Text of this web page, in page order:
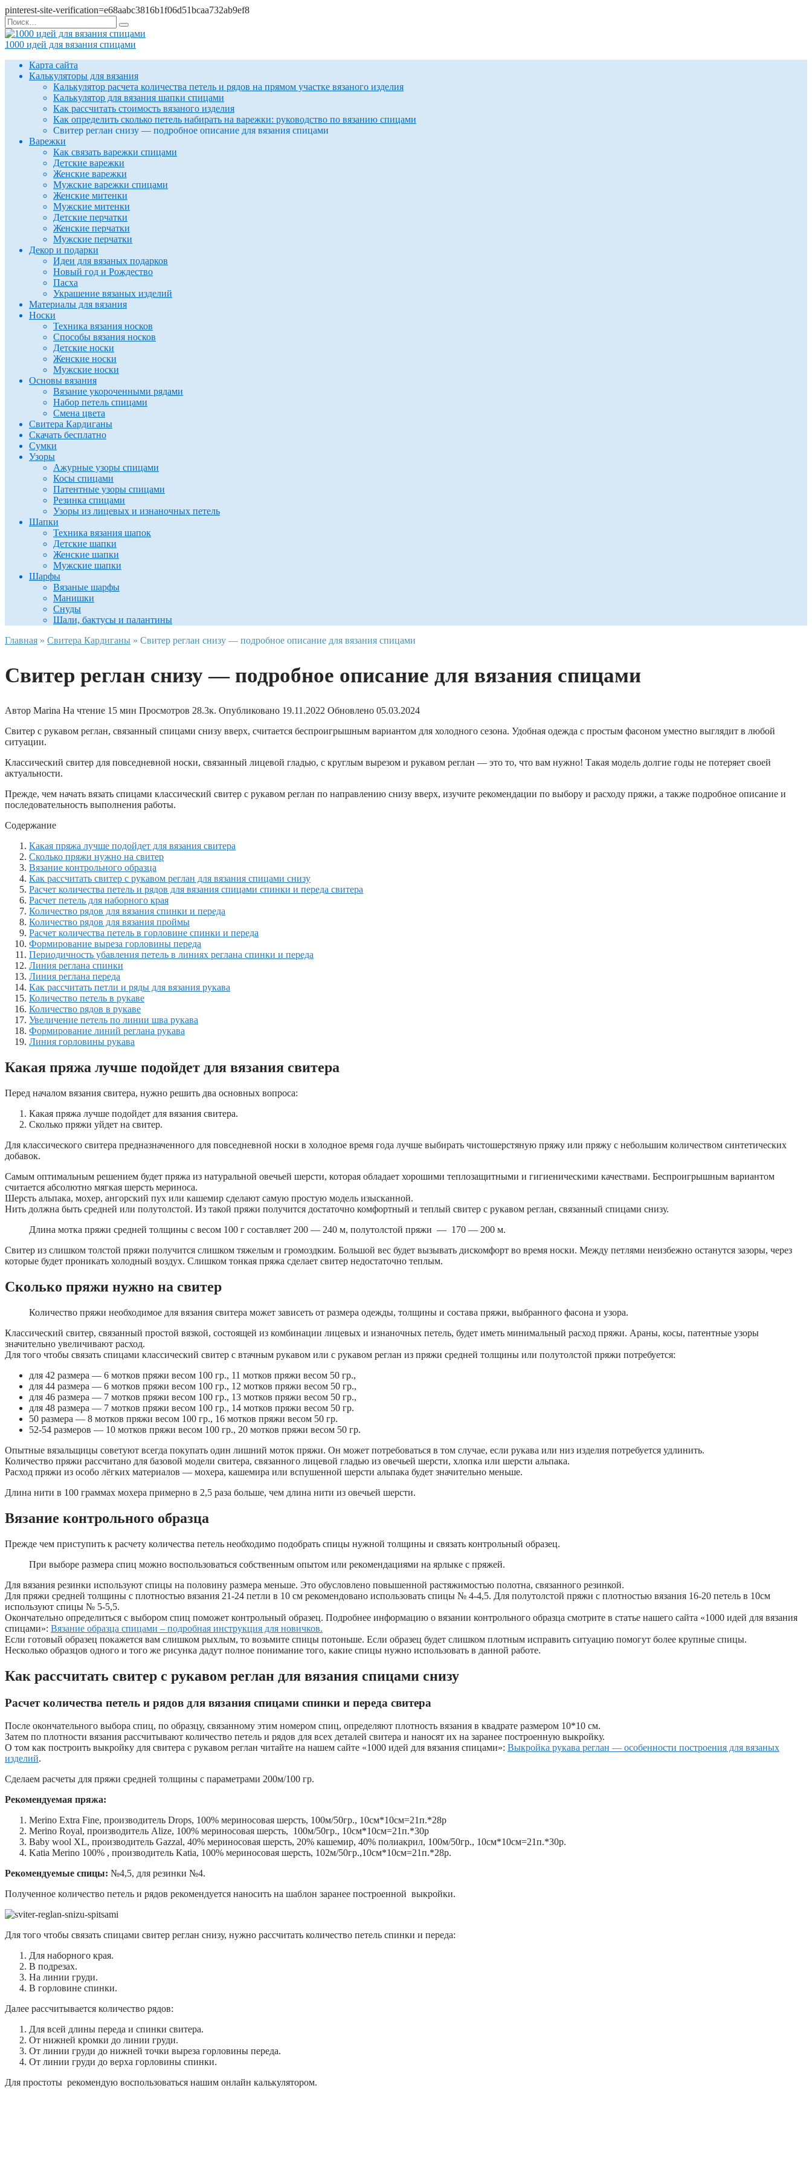
pinterest-site-verification=e68aabc3816b1f06d51bcaa732ab9ef8
Перейти
к
содержанию
Search
for:
1000 идей для вязания спицами
Карта сайта
Калькуляторы для вязания
Калькулятор расчета количества петель и рядов на прямом участке вязаного изделия
Калькулятор для вязания шапки спицами
Как рассчитать стоимость вязаного изделия
Как определить сколько петель набирать на варежки: руководство по вязанию спицами
Свитер реглан снизу — подробное описание для вязания спицами
Варежки
Как связать варежки спицами
Детские варежки
Женские варежки
Мужские варежки спицами
Женские митенки
Мужские митенки
Детские перчатки
Женские перчатки
Мужские перчатки
Декор и подарки
Идеи для вязаных подарков
Новый год и Рождество
Пасха
Украшение вязаных изделий
Материалы для вязания
Носки
Техника вязания носков
Способы вязания носков
Детские носки
Женские носки
Мужские носки
Основы вязания
Вязание укороченными рядами
Набор петель спицами
Смена цвета
Свитера Кардиганы
Скачать бесплатно
Сумки
Узоры
Ажурные узоры спицами
Косы спицами
Патентные узоры спицами
Резинка спицами
Узоры из лицевых и изнаночных петель
Шапки
Техника вязания шапок
Детские шапки
Женские шапки
Мужские шапки
Шарфы
Вязаные шарфы
Манишки
Снуды
Шали, бактусы и палантины
Главная » Свитера Кардиганы » Свитер реглан снизу — подробное описание для вязания спицами
Свитер реглан снизу — подробное описание для вязания спицами
Автор Marina На чтение 15 мин Просмотров 28.3к. Опубликовано 19.11.2022 Обновлено 05.03.2024
Свитер с рукавом реглан, связанный спицами снизу вверх, считается беспроигрышным вариантом для холодного сезона. Удобная одежда с простым фасоном уместно выглядит в любой
ситуации.
Классический свитер для повседневной носки, связанный лицевой гладью, с круглым вырезом и рукавом реглан — это то, что вам нужно! Такая модель долгие годы не потеряет своей
актуальности.
Прежде, чем начать вязать спицами классический свитер с рукавом реглан по направлению снизу вверх, изучите рекомендации по выбору и расходу пряжи, а также подробное описание и
последовательность выполнения работы.
Содержание
Какая пряжа лучше подойдет для вязания свитера
Сколько пряжи нужно на свитер
Вязание контрольного образца
Как рассчитать свитер с рукавом реглан для вязания спицами снизу
Расчет количества петель и рядов для вязания спицами спинки и переда свитера
Расчет петель для наборного края
Количество рядов для вязания спинки и переда
Количество рядов для вязания проймы
Расчет количества петель в горловине спинки и переда
Формирование выреза горловины переда
Периодичность убавления петель в линиях реглана спинки и переда
Линия реглана спинки
Линия реглана переда
Как рассчитать петли и ряды для вязания рукава
Количество петель в рукаве
Количество рядов в рукаве
Увеличение петель по линии шва рукава
Формирование линий реглана рукава
Линия горловины рукава
Какая пряжа лучше подойдет для вязания свитера
Перед началом вязания свитера, нужно решить два основных вопроса:
Какая пряжа лучше подойдет для вязания свитера.
Сколько пряжи уйдет на свитер.
Для классического свитера предназначенного для повседневной носки в холодное время года лучше выбирать чистошерстяную пряжу или пряжу с небольшим количеством синтетических
добавок.
Самым оптимальным решением будет пряжа из натуральной овечьей шерсти, которая обладает хорошими теплозащитными и гигиеническими качествами. Беспроигрышным вариантом
считается абсолютно мягкая шерсть мериноса.
Шерсть альпака, мохер, ангорский пух или кашемир сделают самую простую модель изысканной.
Нить должна быть средней или полутолстой. Из такой пряжи получится достаточно комфортный и теплый свитер с рукавом реглан, связанный спицами снизу.
Длина мотка пряжи средней толщины с весом 100 г составляет 200 — 240 м, полутолстой пряжи — 170 — 200 м.
Свитер из слишком толстой пряжи получится слишком тяжелым и громоздким. Большой вес будет вызывать дискомфорт во время носки. Между петлями неизбежно останутся зазоры, через
которые будет проникать холодный воздух. Слишком тонкая пряжа сделает свитер недостаточно теплым.
Сколько пряжи нужно на свитер
Количество пряжи необходимое для вязания свитера может зависеть от размера одежды, толщины и состава пряжи, выбранного фасона и узора.
Классический свитер, связанный простой вязкой, состоящей из комбинации лицевых и изнаночных петель, будет иметь минимальный расход пряжи. Араны, косы, патентные узоры
значительно увеличивают расход.
Для того чтобы связать спицами классический свитер с втачным рукавом или с рукавом реглан из пряжи средней толщины или полутолстой пряжи потребуется:
для 42 размера — 6 мотков пряжи весом 100 гр., 11 мотков пряжи весом 50 гр.,
для 44 размера — 6 мотков пряжи весом 100 гр., 12 мотков пряжи весом 50 гр.,
для 46 размера — 7 мотков пряжи весом 100 гр., 13 мотков пряжи весом 50 гр.,
для 48 размера — 7 мотков пряжи весом 100 гр., 14 мотков пряжи весом 50 гр.
50 размера — 8 мотков пряжи весом 100 гр., 16 мотков пряжи весом 50 гр.
52-54 размеров — 10 мотков пряжи весом 100 гр., 20 мотков пряжи весом 50 гр.
Опытные вязальщицы советуют всегда покупать один лишний моток пряжи. Он может потребоваться в том случае, если рукава или низ изделия потребуется удлинить.
Количество пряжи рассчитано для базовой модели свитера, связанного лицевой гладью из овечьей шерсти, хлопка или шерсти альпака.
Расход пряжи из особо лёгких материалов — мохера, кашемира или вспушенной шерсти альпака будет значительно меньше.
Длина нити в 100 граммах мохера примерно в 2,5 раза больше, чем длина нити из овечьей шерсти.
Вязание контрольного образца
Прежде чем приступить к расчету количества петель необходимо подобрать спицы нужной толщины и связать контрольный образец.
При выборе размера спиц можно воспользоваться собственным опытом или рекомендациями на ярлыке с пряжей.
Для вязания резинки используют спицы на половину размера меньше. Это обусловлено повышенной растяжимостью полотна, связанного резинкой.
Для пряжи средней толщины с плотностью вязания 21-24 петли в 10 см рекомендовано использовать спицы № 4-4,5. Для полутолстой пряжи с плотностью вязания 16-20 петель в 10см
используют спицы № 5-5,5.
Окончательно определиться с выбором спиц поможет контрольный образец. Подробнее информацию о вязании контрольного образца смотрите в статье нашего сайта «1000 идей для вязания
спицами»: Вязание образца спицами – подробная инструкция для новичков.
Если готовый образец покажется вам слишком рыхлым, то возьмите спицы потоньше. Если образец будет слишком плотным исправить ситуацию помогут более крупные спицы.
Несколько образцов одного и того же рисунка дадут полное понимание того, какие спицы нужно использовать в данной работе.
Как рассчитать свитер с рукавом реглан для вязания спицами снизу
Расчет количества петель и рядов для вязания спицами спинки и переда свитера
После окончательного выбора спиц, по образцу, связанному этим номером спиц, определяют плотность вязания в квадрате размером 10*10 см.
Затем по плотности вязания рассчитывают количество петель и рядов для всех деталей свитера и наносят их на заранее построенную выкройку.
О том как построить выкройку для свитера с рукавом реглан читайте на нашем сайте «1000 идей для вязания спицами»: Выкройка рукава реглан — особенности построения для вязаных
изделий.
Сделаем расчеты для пряжи средней толщины с параметрами 200м/100 гр.
Рекомендуемая пряжа:
Merino Extra Fine, производитель Drops, 100% мериносовая шерсть, 100м/50гр., 10см*10см=21п.*28р
Merino Royal, производитель Alize, 100% мериносовая шерсть, 100м/50гр., 10см*10см=21п.*30р
Baby wool XL, производитель Gazzal, 40% мериносовая шерсть, 20% кашемир, 40% полиакрил, 100м/50гр., 10см*10см=21п.*30р.
Katia Merino 100% , производитель Katia, 100% мериносовая шерсть, 102м/50гр.,10см*10см=21п.*28р.
Рекомендуемые спицы: №4,5, для резинки №4.
Полученное количество петель и рядов рекомендуется наносить на шаблон заранее построенной выкройки.
Для того чтобы связать спицами свитер реглан снизу, нужно рассчитать количество петель спинки и переда:
Для наборного края.
В подрезах.
На линии груди.
В горловине спинки.
Далее рассчитывается количество рядов:
Для всей длины переда и спинки свитера.
От нижней кромки до линии груди.
От линии груди до нижней точки выреза горловины переда.
От линии груди до верха горловины спинки.
Для простоты рекомендую воспользоваться нашим онлайн калькулятором.